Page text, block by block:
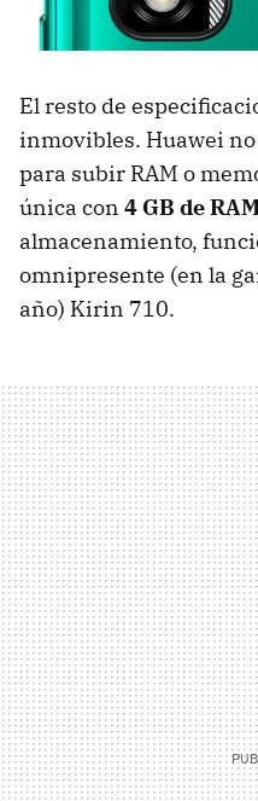
El resto de
inmovibles. Huawei
para subir RAM o
única con 4 GB de
almacenamiento,
omnipresente (en la
año) Kirin 710.